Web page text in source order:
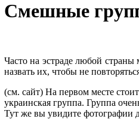
Смешные
Часто на эстраде любой
назвать их, чтобы не
(см. сайт) На первом месте
украинская группа. Группа
Тут же вы увидите фотографии